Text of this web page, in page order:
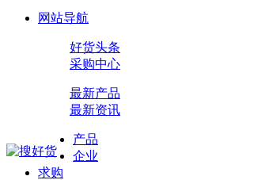
网站导航
好货头条
采购中心
最新产品
最新资讯
产品
企业
求购